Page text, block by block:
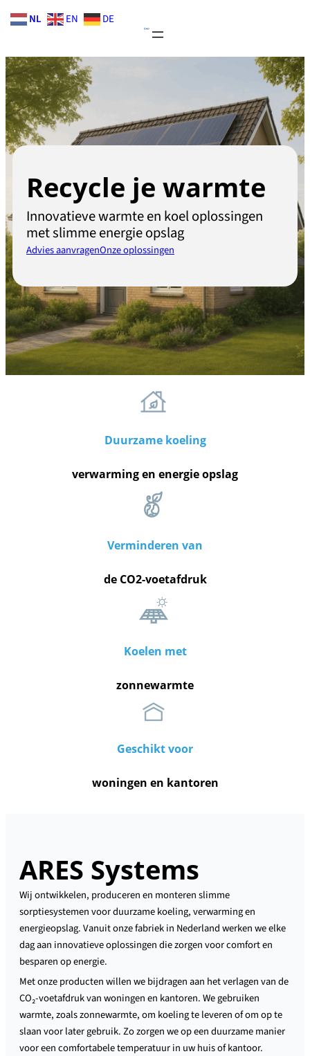
Skip
to
Recycle je warmte
Innovatieve warmte en koel oplossingen
met slimme energie opslag
Advies aanvragenOnze oplossingen
Duurzame koeling
verwarming en energie opslag
Verminderen van
de CO2-voetafdruk
Koelen met
zonnewarmte
Geschikt voor
woningen en kantoren
ARES Systems
Wij ontwikkelen, produceren en monteren slimme
sorptiesystemen voor duurzame koeling, verwarming en
energieopslag. Vanuit onze fabriek in Nederland werken we elke
dag aan innovatieve oplossingen die zorgen voor comfort en
besparen op energie.
Met onze producten willen we bijdragen aan het verlagen van de
CO₂-voetafdruk van woningen en kantoren. We gebruiken
warmte, zoals zonnewarmte, om koeling te leveren of om op te
slaan voor later gebruik. Zo zorgen we op een duurzame manier
voor een comfortabele temperatuur in uw huis of kantoor.
NL EN DE